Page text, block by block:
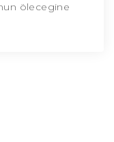
ölecegine